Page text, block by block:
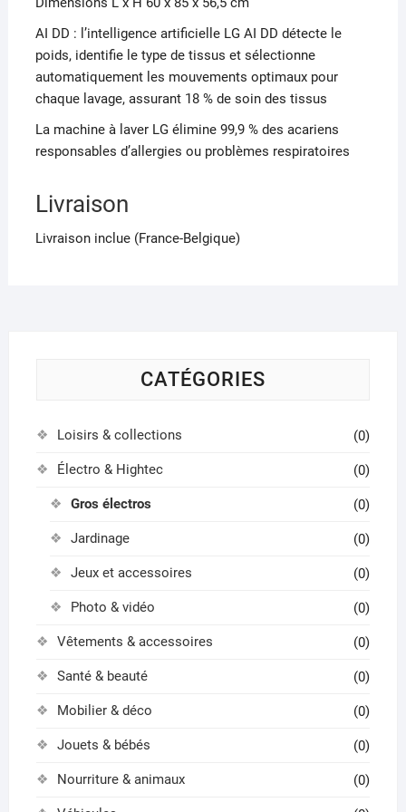
Ticket #15
Ticket #16
Ticket #18
Ticket #19
Ticket #20
Ticket #25
Ticket #26
Ticket #27
Ticket #29
Ticket #30
Ticket #33
AI DD : l’intelligence artificielle LG AI DD détecte le
poids, identifie le type de tissus et sélectionne
automatiquement les mouvements optimaux pour
chaque lavage, assurant 18 % de soin des tissus
La machine à laver LG élimine 99,9 % des acariens
responsables d’allergies ou problèmes respiratoires
Livraison
Livraison inclue (France-Belgique)
CATÉGORIES
Loisirs & collections (0)
Électro & Hightec (0)
Gros électros (0)
Jardinage (0)
Jeux et accessoires (0)
Photo & vidéo (0)
Vêtements & accessoires (0)
Santé & beauté (0)
Mobilier & déco (0)
Jouets & bébés (0)
Nourriture & animaux (0)